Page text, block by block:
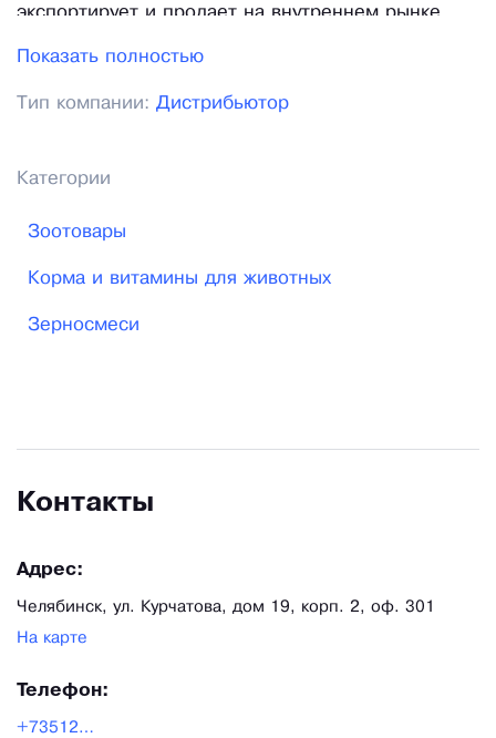
экспортирует и продает на внутреннем рынке
более 100 тысяч тонн продукции ежегодно. В
статус официального дистрибьютора по продаже
«Богдановичский комбикормовый завод» на
области. ОАО «Богдановичский комбикормовый
завод» производит и продает
высококачественные комбикорма в
сельскохозяйственной птицы, свиней, крупного
для карповых рыб и кроликов.
Показать полностью
Тип компании: Дистрибьютор
Категории
Зоотовары
Корма и витамины для животных
Зерносмеси
Контакты
Адрес:
Челябинск, ул. Курчатова, дом 19, корп. 2, оф. 301
На карте
Телефон:
+73512102276